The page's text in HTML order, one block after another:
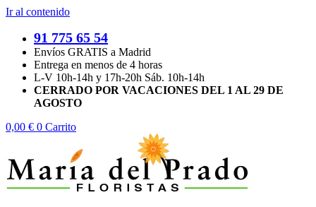
Ir al contenido
91 775 65 54
Envíos GRATIS a Madrid
Entrega en menos de 4 horas
L-V 10h-14h y 17h-20h Sáb. 10h-14h
CERRADO POR VACACIONES DEL 1 AL 29 DE
AGOSTO
0,00 € 0 Carrito